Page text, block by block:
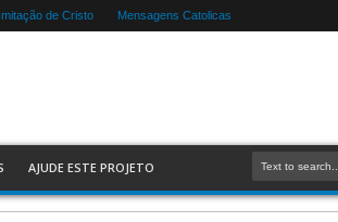
Imitação de Cristo Mensagens Catolicas
AJUDE ESTE PROJETO